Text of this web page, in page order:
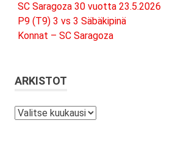
SC Saragoza 30 vuotta 23.5.2026
P9 (T9) 3 vs 3 Säbäkipinä
Konnat – SC Saragoza
ARKISTOT
Arkistot